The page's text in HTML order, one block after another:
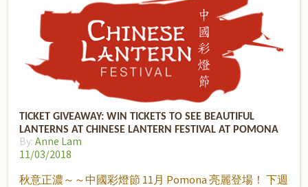
TICKET GIVEAWAY: WIN TICKETS TO SEE BEAUTIFUL
LANTERNS AT CHINESE LANTERN FESTIVAL AT POMONA
By: Anne Lam
11/03/2018
秋意正濃～～中國彩燈節 11月 Pomona 亮麗登場！ 下週